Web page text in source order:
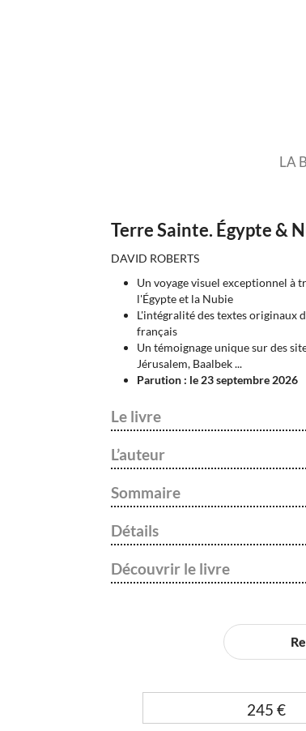
LA
Terre Sainte. Égypte &
DAVID ROBERTS
Un voyage visuel exceptionnel à
l'Égypte et la Nubie
L'intégralité des textes originaux
français
Un témoignage unique sur des
Jérusalem, Baalbek ...
Parution : le 23 septembre 2026
Le livre
L’auteur
Sommaire
Détails
Découvrir le livre
245 €